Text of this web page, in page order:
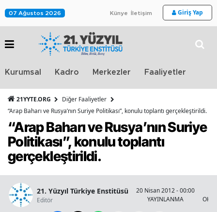
07 Ağustos 2026 Künye İletişim Giriş Yap
Kurumsal Kadro Merkezler Faaliyetler
21YYTE.ORG
Diğer Faaliyetler
“Arap Baharı ve Rusya’nın Suriye Politikası”, konulu toplantı gerçekleştirildi.
“Arap Baharı ve Rusya’nın Suriye
Politikası”, konulu toplantı
gerçekleştirildi.
21. Yüzyıl Türkiye Enstitüsü
Editör
20 Nisan 2012 - 00:00
YAYINLANMA